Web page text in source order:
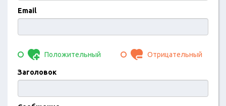
Email
Положительный Отрицательный
Заголовок